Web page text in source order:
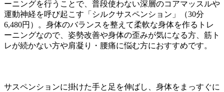
ーニングを行うことで、普段使わない深層のコアマッスルや
運動神経を呼び起こす「シルクサスペンション」（30分
6,480円）。身体のバランスを整えて柔軟な身体を作るトレ
ーニングなので、姿勢改善や身体の歪みが気になる方、筋ト
レが続かない方や肩凝り・腰痛に悩む方におすすめです。
サスペンションに掛けた手と足を伸ばし、身体をまっすぐに